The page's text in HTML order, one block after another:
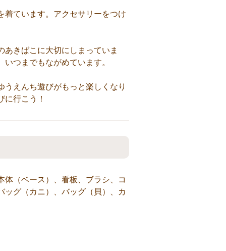
着ています。アクセサリーをつけ
きばこに大切にしまっていま
つまでもながめています。
うえんち遊びがもっと楽しくなり
行こう！
（ベース）、看板、ブラシ、コ
ッグ（カニ）、バッグ（貝）、カ